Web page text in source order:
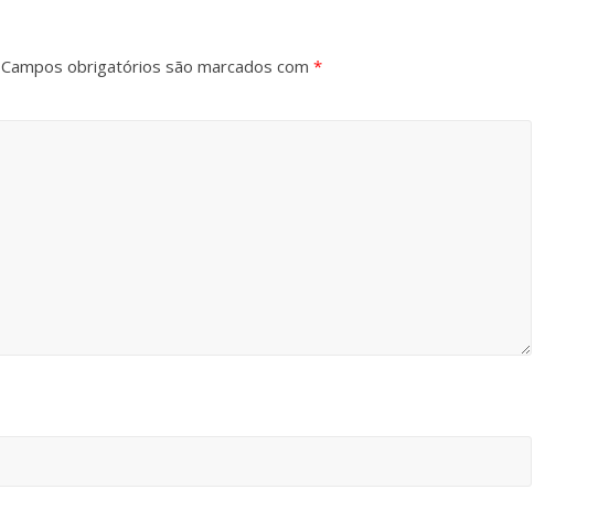
Campos obrigatórios são marcados com *